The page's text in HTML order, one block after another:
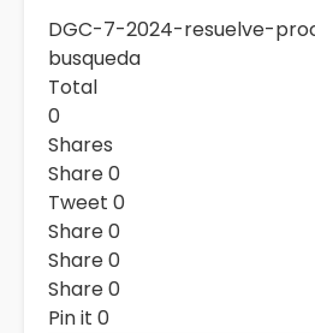
DGC-7-2024-resuelve-
busqueda
Total
0
Shares
Share0
Tweet 0
Share0
Share0
Share0
Pin it 0